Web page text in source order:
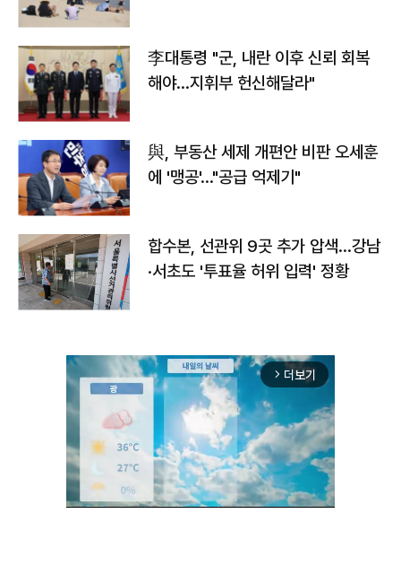
李대통령 "군, 내란 이후 신뢰 회복
해야…지휘부 헌신해달라"
與, 부동산 세제 개편안 비판 오세훈
에 '맹공'…"공급 억제기"
합수본, 선관위 9곳 추가 압색…강남
·서초도 '투표율 허위 입력' 정황
arrow_forward_ios 더보기